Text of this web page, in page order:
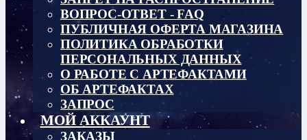
ВОПРОС-ОТВЕТ - FAQ
ПУБЛИЧНАЯ ОФЕРТА МАГАЗИНА
ПОЛИТИКА ОБРАБОТКИ
ПЕРСОНАЛЬНЫХ ДАННЫХ
О РАБОТЕ С АРТЕФАКТАМИ
ОБ АРТЕФАКТАХ
ЗАПРОС
МОЙ АККАУНТ
ЗАКАЗЫ